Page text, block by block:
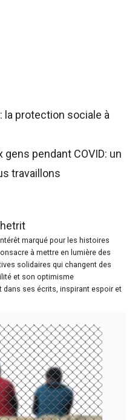
la protection sociale à
gens pendant COVID: un
travaillons
marqué pour les histoires
à mettre en lumière des
solidaires qui changent des
et son optimisme
dans ses écrits, inspirant espoir et